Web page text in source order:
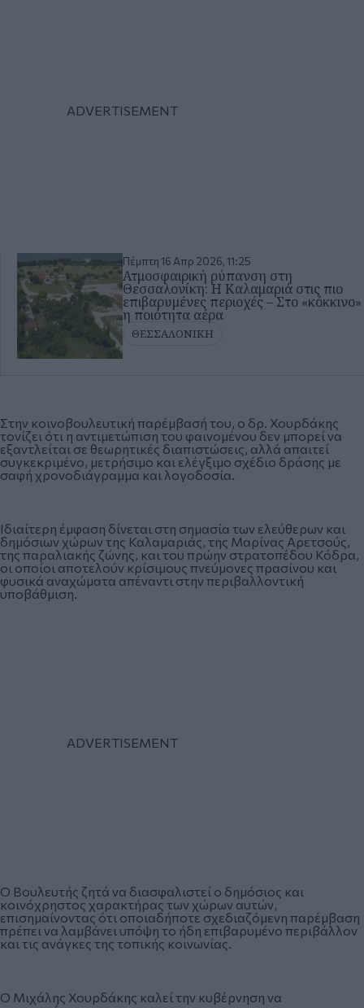
Πέμπτη 16 Απρ 2026, 11:25
Ατμοσφαιρική ρύπανση στη
Θεσσαλονίκη: Η Καλαμαριά στις πιο
επιβαρυμένες περιοχές – Στο «κόκκινο»
η ποιότητα αέρα
ΘΕΣΣΑΛΟΝΙΚΗ
Στην κοινοβουλευτική παρέμβασή του, ο δρ. Χουρδάκης
τονίζει ότι η αντιμετώπιση του φαινομένου δεν μπορεί να
εξαντλείται σε θεωρητικές διαπιστώσεις, αλλά απαιτεί
συγκεκριμένο, μετρήσιμο και ελέγξιμο σχέδιο δράσης με
σαφή χρονοδιάγραμμα και λογοδοσία.
Ιδιαίτερη έμφαση δίνεται στη σημασία των ελεύθερων και
δημόσιων χώρων της Καλαμαριάς, της Μαρίνας Αρετσούς,
της παραλιακής ζώνης, και του πρώην στρατοπέδου Κόδρα,
οι οποίοι αποτελούν κρίσιμους πνεύμονες πρασίνου και
φυσικά αναχώματα απέναντι στην περιβαλλοντική
υποβάθμιση.
Ο Βουλευτής ζητά να διασφαλιστεί ο δημόσιος και
κοινόχρηστος χαρακτήρας των χώρων αυτών,
επισημαίνοντας ότι οποιαδήποτε σχεδιαζόμενη παρέμβαση
πρέπει να λαμβάνει υπόψη το ήδη επιβαρυμένο περιβάλλον
και τις ανάγκες της τοπικής κοινωνίας.
Ο Μιχάλης Χουρδάκης καλεί την κυβέρνηση να